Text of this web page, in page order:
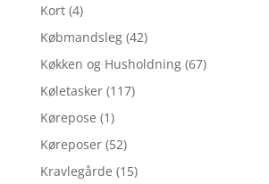
Kort (4)
Købmandsleg (42)
Køkken og Husholdning (67)
Køletasker (117)
Kørepose (1)
Køreposer (52)
Kravlegårde (15)